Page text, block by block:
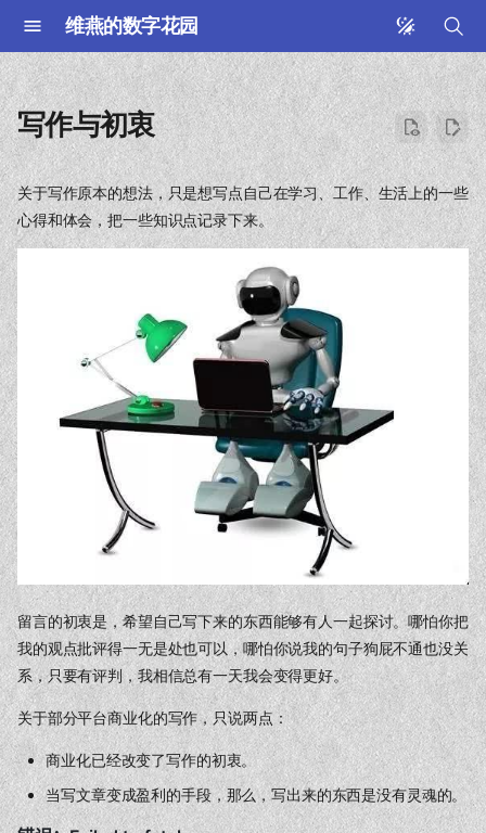
维燕的数字花园
键
入
以
开
始
写作与初衷
关于写作原本的想法，只是想写点自己在学习、工作、生活上的一些
心得和体会，把一些知识点记录下来。
留言的初衷是，希望自己写下来的东西能够有人一起探讨。哪怕你把
我的观点批评得一无是处也可以，哪怕你说我的句子狗屁不通也没关
系，只要有评判，我相信总有一天我会变得更好。
关于部分平台商业化的写作，只说两点：
商业化已经改变了写作的初衷。
当写文章变成盈利的手段，那么，写出来的东西是没有灵魂的。